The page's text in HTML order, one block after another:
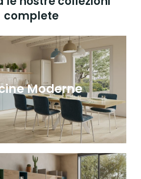
complete
Moderne